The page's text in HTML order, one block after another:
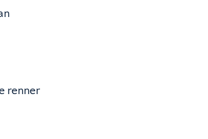
renner